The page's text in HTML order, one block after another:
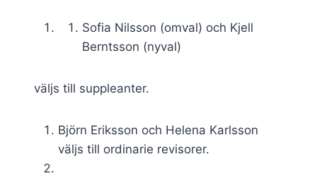
Sofia Nilsson (omval) och Kjell
Berntsson (nyval)
väljs till suppleanter.
Björn Eriksson och Helena Karlsson
väljs till ordinarie revisorer.